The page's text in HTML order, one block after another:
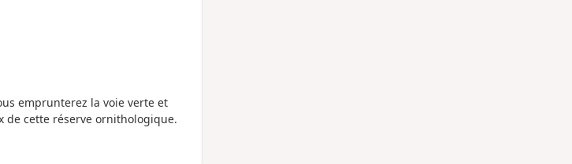
emprunterez la voie verte et
de cette réserve ornithologique.